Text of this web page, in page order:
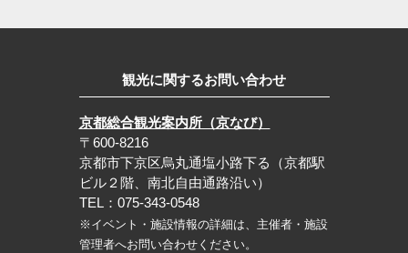
観光に関するお問い合わせ
京都総合観光案内所（京なび）
〒600-8216
京都市下京区烏丸通塩小路下る（京都駅
ビル２階、南北自由通路沿い）
TEL：075-343-0548
※イベント・施設情報の詳細は、主催者・施設
管理者へお問い合わせください。